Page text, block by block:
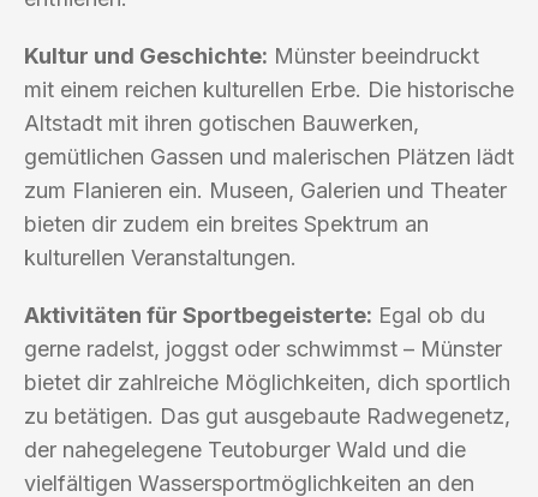
Kultur und Geschichte: Münster beeindruckt
mit einem reichen kulturellen Erbe. Die historische
Altstadt mit ihren gotischen Bauwerken,
gemütlichen Gassen und malerischen Plätzen lädt
zum Flanieren ein. Museen, Galerien und Theater
bieten dir zudem ein breites Spektrum an
kulturellen Veranstaltungen.
Aktivitäten für Sportbegeisterte: Egal ob du
gerne radelst, joggst oder schwimmst – Münster
bietet dir zahlreiche Möglichkeiten, dich sportlich
zu betätigen. Das gut ausgebaute Radwegenetz,
der nahegelegene Teutoburger Wald und die
vielfältigen Wassersportmöglichkeiten an den